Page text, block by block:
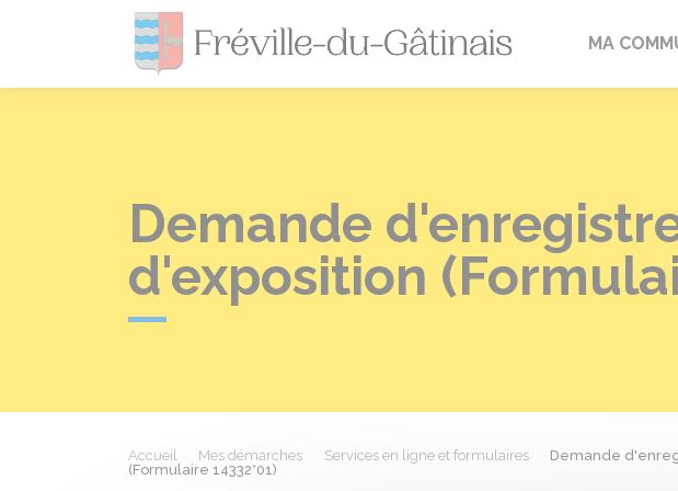
Fréville-du-
MA
Demande
d'exposition
Accueil Mes démarches Services en ligne et formulaires
Demande
(Formulaire 14332*01)